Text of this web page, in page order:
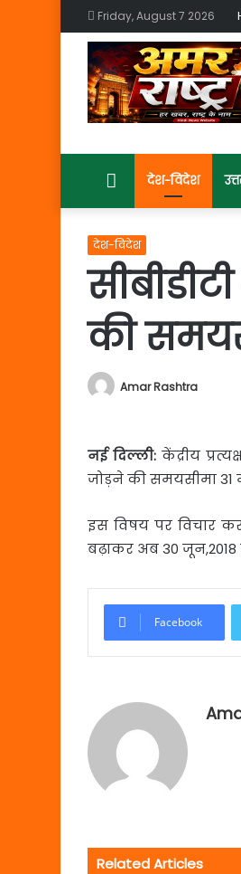
Friday, August 7 2026
Homeदेश-विदेश
देश-विदेश
की
Amar Rashtra
नई दिल्ली: केंद्रीय
जोड़ने की समयसीमा 31
इस विषय पर विचार
बढ़ाकर अब 30
Facebook
Related Articles